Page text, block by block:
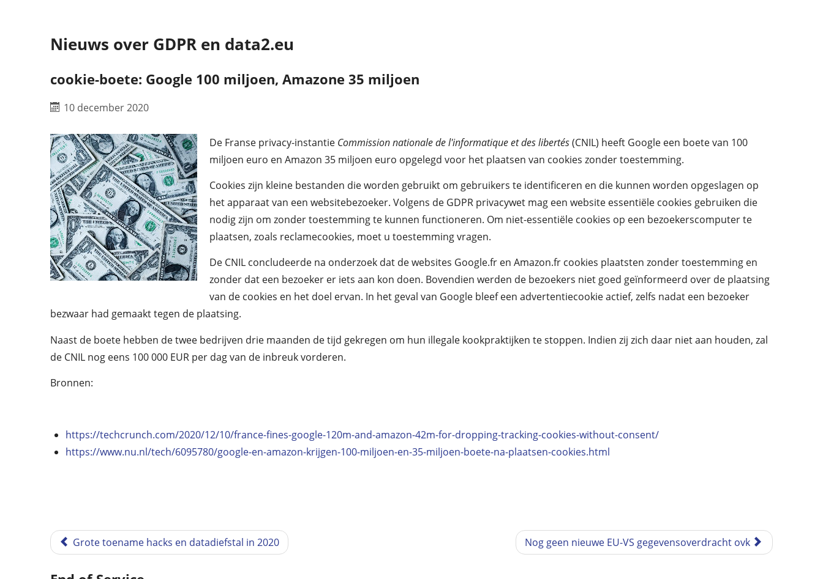
Nieuws over GDPR en data2.eu
cookie-boete: Google 100 miljoen, Amazone 35 miljoen
10 december 2020
De Franse privacy-instantie Commission nationale de l'informatique et des libertés(CNIL) heeft Google een boete van 100
miljoen euro en Amazon 35 miljoen euro opgelegd voor het plaatsen van cookies zonder toestemming.
Cookies zijn kleine bestanden die worden gebruikt om gebruikers te identificeren en die kunnen worden opgeslagen op
het apparaat van een websitebezoeker. Volgens de GDPR privacywet mag een website essentiële cookies gebruiken die
nodig zijn om zonder toestemming te kunnen functioneren. Om niet-essentiële cookies op een bezoekerscomputer te
plaatsen, zoals reclamecookies, moet u toestemming vragen.
De CNIL concludeerde na onderzoek dat de websites Google.fr en Amazon.fr cookies plaatsten zonder toestemming en
zonder dat een bezoeker er iets aan kon doen. Bovendien werden de bezoekers niet goed geïnformeerd over de plaatsing
van de cookies en het doel ervan. In het geval van Google bleef een advertentiecookie actief, zelfs nadat een bezoeker
bezwaar had gemaakt tegen de plaatsing.
Naast de boete hebben de twee bedrijven drie maanden de tijd gekregen om hun illegale kookpraktijken te stoppen. Indien zij zich daar niet aan houden, zal
de CNIL nog eens 100 000 EUR per dag van de inbreuk vorderen.
Bronnen:
https://techcrunch.com/2020/12/10/france-fines-google-120m-and-amazon-42m-for-dropping-tracking-cookies-without-consent/
https://www.nu.nl/tech/6095780/google-en-amazon-krijgen-100-miljoen-en-35-miljoen-boete-na-plaatsen-cookies.html
Grote toename hacks en datadiefstal in 2020 Nog geen nieuwe EU-VS gegevensoverdracht ovk